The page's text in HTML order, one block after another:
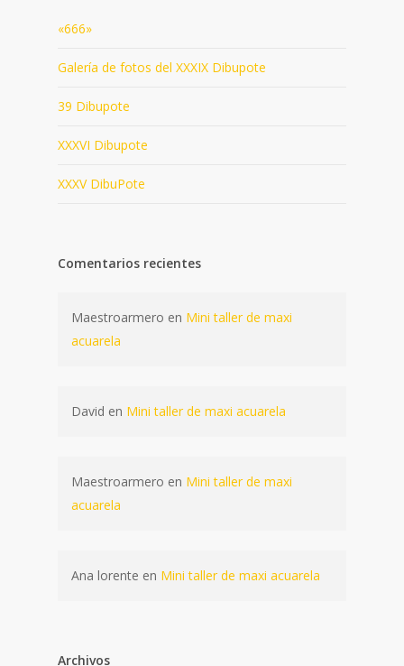
«666»
Galería de fotos del XXXIX Dibupote
39 Dibupote
XXXVI Dibupote
XXXV DibuPote
Comentarios recientes
Maestroarmero en Mini taller de maxi
acuarela
David en Mini taller de maxi acuarela
Maestroarmero en Mini taller de maxi
acuarela
Ana lorente en Mini taller de maxi acuarela
Archivos